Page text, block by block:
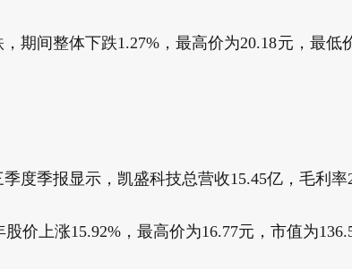
期间整体下跌1.27%，最高价为20.18元，最
度季报显示，凯盛科技总营收15.45亿，毛利率
价上涨15.92%，最高价为16.77元，市值为